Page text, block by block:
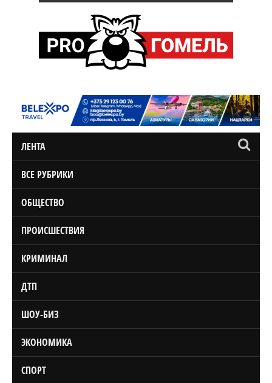
ЛЕНТА
ВСЕ РУБРИКИ
ОБЩЕСТВО
ПРОИСШЕСТВИЯ
КРИМИНАЛ
ДТП
ШОУ-БИЗ
ЭКОНОМИКА
СПОРТ